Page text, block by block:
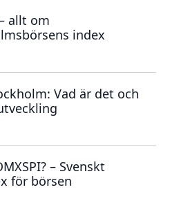
allt om
index
Vad är det och
– Svenskt
för börsen